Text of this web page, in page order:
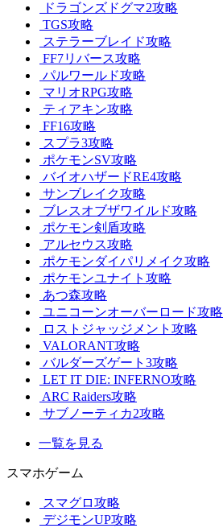
ドラゴンズドグマ2攻略
TGS攻略
ステラーブレイド攻略
FF7リバース攻略
パルワールド攻略
マリオRPG攻略
ティアキン攻略
FF16攻略
スプラ3攻略
ポケモンSV攻略
バイオハザードRE4攻略
サンブレイク攻略
ブレスオブザワイルド攻略
ポケモン剣盾攻略
アルセウス攻略
ポケモンダイパリメイク攻略
ポケモンユナイト攻略
あつ森攻略
ユニコーンオーバーロード攻略
ロストジャッジメント攻略
VALORANT攻略
バルダーズゲート3攻略
LET IT DIE: INFERNO攻略
ARC Raiders攻略
サブノーティカ2攻略
一覧を見る
スマホゲーム
スマグロ攻略
デジモンUP攻略